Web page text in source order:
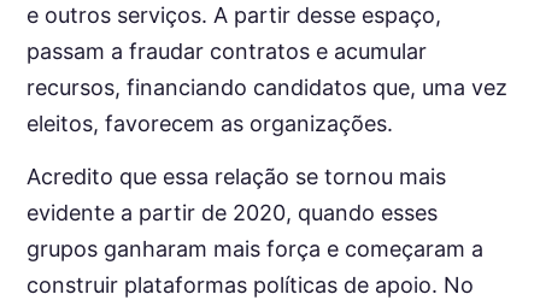
e outros serviços. A partir desse espaço,
passam a fraudar contratos e acumular
recursos, financiando candidatos que, uma vez
eleitos, favorecem as organizações.
Acredito que essa relação se tornou mais
evidente a partir de 2020, quando esses
grupos ganharam mais força e começaram a
construir plataformas políticas de apoio. No